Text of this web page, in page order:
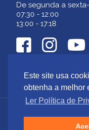
De segunda a
07:30 - 12:00
13:00 - 17:18
Este site usa
obtenha a melhor
Ler Política de